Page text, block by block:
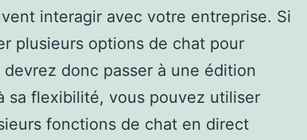
interagir avec votre entreprise. Si
plusieurs options de chat pour
donc passer à une édition
sa flexibilité, vous pouvez utiliser
fonctions de chat en direct